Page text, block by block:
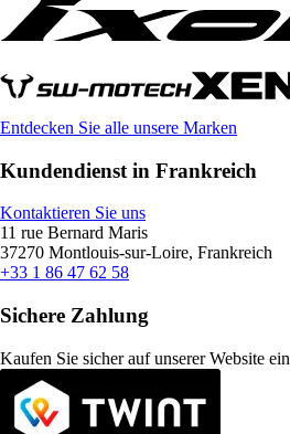
Entdecken Sie alle unsere Marken
Kundendienst in Frankreich
Kontaktieren Sie uns
11 rue Bernard Maris
37270 Montlouis-sur-Loire, Frankreich
+33 1 86 47 62 58
Sichere Zahlung
Kaufen Sie sicher auf unserer Website ein